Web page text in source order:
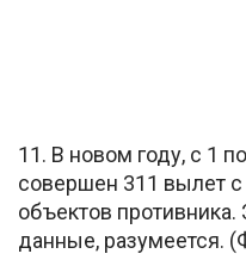
11. В новом году, с 1
совершен 311 вылет
объектов
данные, разумеется.